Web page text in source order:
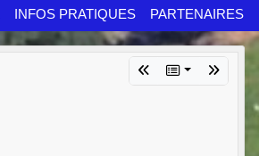
INFOS PRATIQUES PARTENAIRES